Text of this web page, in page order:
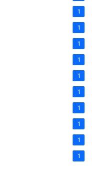
1
1
1
1
1
1
1
1
1
1